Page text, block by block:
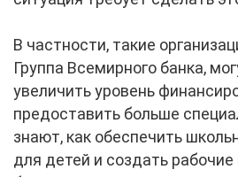
В частности, такие
Группа Всемирного банка,
увеличить уровень
предоставить больше
знают, как обеспечить
для детей и создать